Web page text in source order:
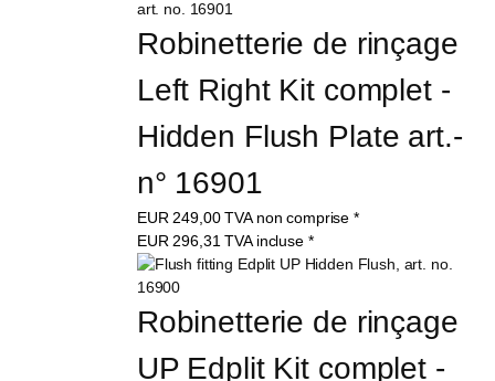
Robinetterie de rinçage
Left Right Kit complet -
Hidden Flush Plate art.-
n° 16901
EUR 249,00TVA non comprise *
EUR 296,31TVA incluse *
Robinetterie de rinçage
UP Edplit Kit complet -